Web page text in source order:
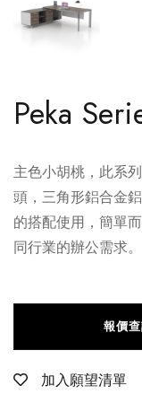
Peka
主色小胡桃，此系
頭，三角形鋁合金
的搭配使用，簡單
同行業的辦公需求。
加入願望清單
報價